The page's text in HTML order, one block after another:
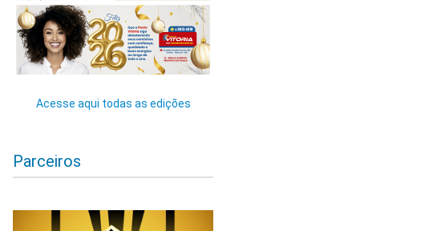
Acesse aqui todas as edições
Parceiros